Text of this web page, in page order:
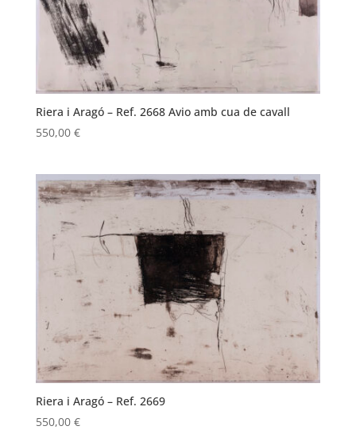
Riera i Aragó – Ref. 2668 Avio amb cua de cavall
550,00 €
Riera i Aragó – Ref. 2669
550,00 €